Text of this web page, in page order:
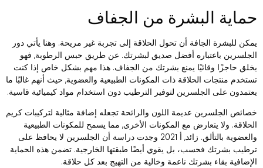
البشرة من الجفاف
للبشرة الجافة أن تحول الحلاقة إلى تجربة غير مريحة. وهنا يأتي دور
باعتباره أفضل صديق لبشرتك. عن طريق حبس الرطوبة, فهو
حاجزًا وقائيًا يمنع بشرتك من الجفاف. هذا مهم بشكل خاص إذا كنت
منتجات الحلاقة ذات المكونات الطبيعية والعضوية, حيث أنهم غالبًا ما
على الجلسرين لتوفير الترطيب دون استخدام مواد كيميائية قاسية.
الجلسرين عديمة اللون والرائحة تجعله إضافة مثالية لتركيبات كريم
ولا يتعارض مع المكونات الأخرى, مما يسمح للمكونات الطبيعية
والعضوية بالتألق. زائد, أ 2021 وجدت دراسة أن الجلسرين لا يحافظ على
بشرتك فحسب، بل يقوي أيضًا طبقتها الخارجية. تضمن هذه الحماية
بقاء بشرتك ناعمة وخالية من التهيج بعد كل حلاقة.